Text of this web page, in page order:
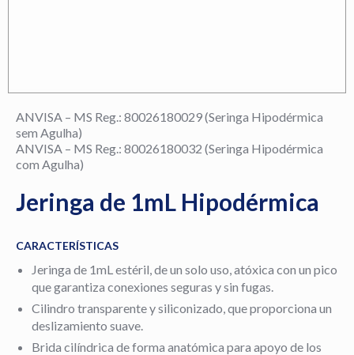
ANVISA – MS Reg.: 80026180029 (Seringa Hipodérmica
sem Agulha)
ANVISA – MS Reg.: 80026180032 (Seringa Hipodérmica
com Agulha)
Jeringa de 1mL Hipodérmica
CARACTERÍSTICAS
Jeringa de 1mL estéril, de un solo uso, atóxica con un pico
que garantiza conexiones seguras y sin fugas.
Cilindro transparente y siliconizado, que proporciona un
deslizamiento suave.
Brida cilíndrica de forma anatómica para apoyo de los